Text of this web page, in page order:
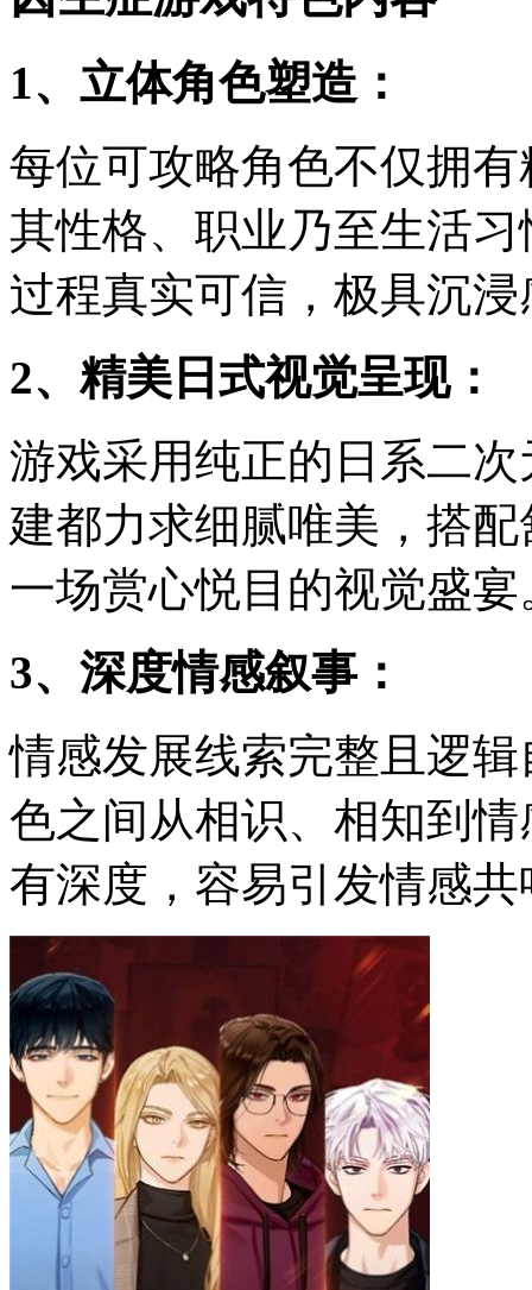
1、立体角色塑造：
每位可攻略角色不仅拥
其性格、职业乃至生活
过程真实可信，极具沉浸
2、精美日式视觉呈现：
游戏采用纯正的日系二
建都力求细腻唯美，搭
一场赏心悦目的视觉盛宴
3、深度情感叙事：
情感发展线索完整且逻
色之间从相识、相知到
有深度，容易引发情感共